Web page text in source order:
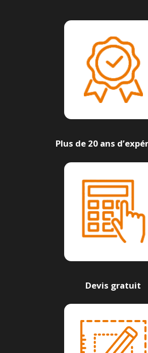
Plus de 20 ans
Devis gratuit